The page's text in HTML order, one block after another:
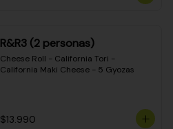
R&R3 (2 personas)
Cheese Roll - California Tori -
California Maki Cheese - 5 Gyozas
$13.990